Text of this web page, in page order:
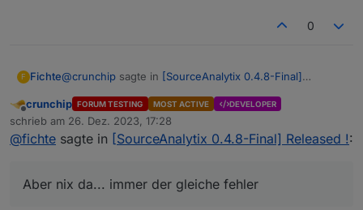
0
F Fichte@crunchip sagte in [SourceAnalytix 0.4.8-Final]
@ fichte sagte in[SourceAnalytix 0.4.8-Final]
Released !:
Keine AUffälligkeit
Ich hab es jetzt über die Weinachtstage auf 20
fehler... Ich teste mal noch 1-2 sachen... aber solangsam
weiss ich auch nicht mehr
Aber dir Trotzdem noch ein frohes fest
Offline
crunchip FORUM TESTING MOST ACTIVE DEVELOPER
schrieb am 26. Dez. 2023, 17:28
zuletzt editiert von
@fichte sagte in [SourceAnalytix 0.4.8-Final] Released !:
Aber nix da... immer der gleiche fehler